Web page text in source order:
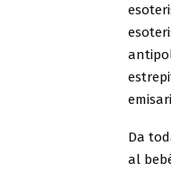
Da
al